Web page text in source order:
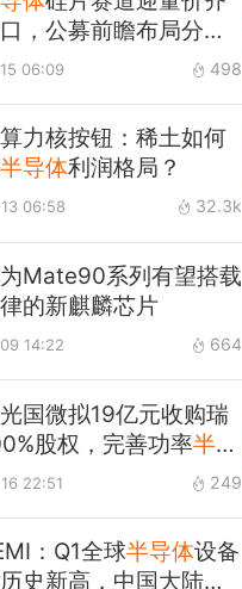
，公募前瞻布局分享
06:09 498
力核按钮：稀土如何
半导体利润格局？
06:58 32.3k
Mate90系列有望搭载
的新麒麟芯片
14:22 664
国微拟19亿元收购瑞
股权，完善功率半导
局
22:51 249
：Q1全球半导体设备
史新高，中国大陆稳